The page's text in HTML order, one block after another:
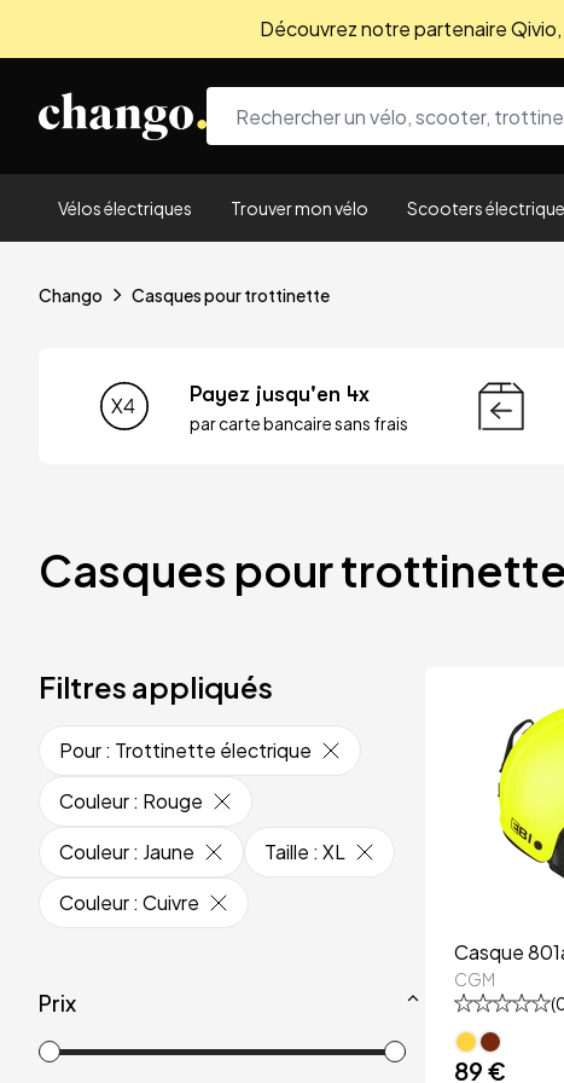
Découvrez notre partenaire Qivio,
Vélos électriques Trouver mon vélo Scooters
Chango Casques pour trottinette
Payez jusqu'en 4x
par carte bancaire sans frais
Casques pour trottinette
Filtres appliqués
Pour: Trottinette électrique
Couleur: Rouge
Couleur: Jaune Taille : XL
Couleur: Cuivre
Prix
Casque
CGM
(
89 €